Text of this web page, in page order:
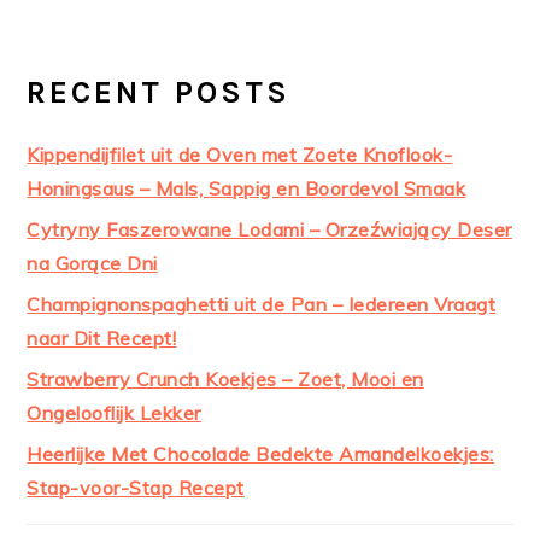
RECENT POSTS
Kippendijfilet uit de Oven met Zoete Knoflook-
Honingsaus – Mals, Sappig en Boordevol Smaak
Cytryny Faszerowane Lodami – Orzeźwiający Deser
na Gorące Dni
Champignonspaghetti uit de Pan – Iedereen Vraagt
naar Dit Recept!
Strawberry Crunch Koekjes – Zoet, Mooi en
Ongelooflijk Lekker
Heerlijke Met Chocolade Bedekte Amandelkoekjes:
Stap-voor-Stap Recept